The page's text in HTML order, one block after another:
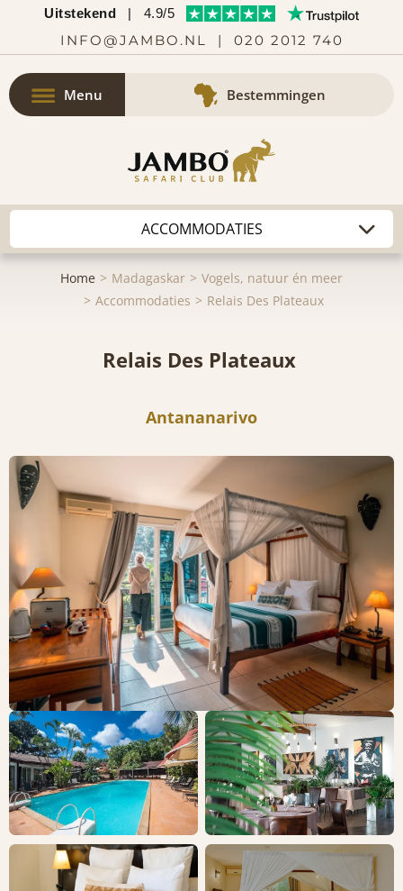
Uitstekend | 4.9/5
INFO@JAMBO.NL | 020 2012 740
Menu Bestemmingen
Home Madagaskar
Vogels, natuur én meer
Accommodaties
Relais Des Plateaux
Relais Des Plateaux
Antananarivo